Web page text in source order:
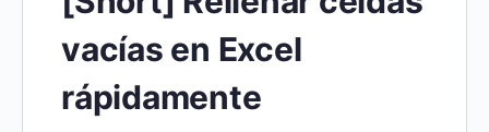
vacías en Excel
rápidamente